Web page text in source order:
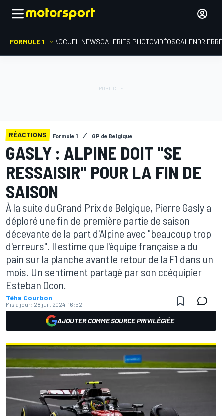
FORMULE 1 ACCUEIL NEWSGALERIES PHOTOVIDÉOSCALENDRIER
RÉACTIONS Formule 1 GP de Belgique
GASLY : ALPINE DOIT "SE
RESSAISIR" POUR LA FIN DE
SAISON
À la suite du Grand Prix de Belgique, Pierre Gasly a
déploré une fin de première partie de saison
décevante de la part d'Alpine avec "beaucoup trop
d'erreurs". Il estime que l'équipe française a du
pain sur la planche avant le retour de la F1 dans un
mois. Un sentiment partagé par son coéquipier
Esteban Ocon.
Téha Courbon
Mis à jour: 28 juil. 2024, 16:52
AJOUTER COMME SOURCE PRIVILÉGIÉE